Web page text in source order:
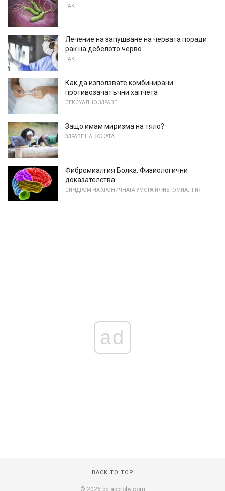
РАК
Лечение на запушване на червата поради
рак на дебелото черво
РАК
Как да използвате комбинирани
противозачатъчни хапчета
СЕКСУАЛНО ЗДРАВЕ
Защо имам миризма на тяло?
ЗДРАВЕ НА КОЖАТА
Фибромиалгия Болка: Физиологични
доказателства
СИНДРОМ НА ХРОНИЧНАТА УМОРА И ФИБРОМИАЛГИЯ
ad
BACK TO TOP